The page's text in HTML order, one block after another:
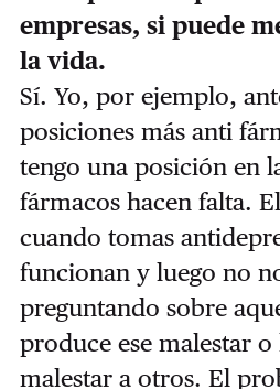
empresas, si puede
la vida.
Sí. Yo, por ejemplo,
posiciones más anti
tengo una posición en
fármacos hacen falta.
cuando tomas
funcionan y luego no
preguntando sobre
produce ese malestar
malestar a otros. El